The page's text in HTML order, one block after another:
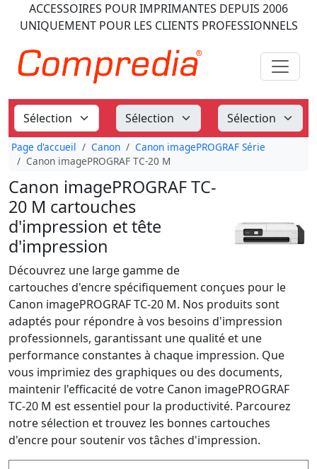
ACCESSOIRES POUR IMPRIMANTES DEPUIS 2006
UNIQUEMENT POUR LES CLIENTS PROFESSIONNELS
Page d'accueil Canon
Canon imagePROGRAF Série
Canon imagePROGRAF TC-20 M
Canon imagePROGRAF TC-
20 M cartouches
d'impression et tête
d'impression
Découvrez une large gamme de
cartouches d'encre spécifiquement conçues pour le
Canon imagePROGRAF TC-20 M. Nos produits sont
adaptés pour répondre à vos besoins d'impression
professionnels, garantissant une qualité et une
performance constantes à chaque impression. Que
vous imprimiez des graphiques ou des documents,
maintenir l'efficacité de votre Canon imagePROGRAF
TC-20 M est essentiel pour la productivité. Parcourez
notre sélection et trouvez les bonnes cartouches
d'encre pour soutenir vos tâches d'impression.